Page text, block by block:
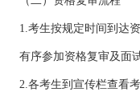
1.考生按规定时间到达
有序参加资格复审及面试
2.各考生到宣传栏查看